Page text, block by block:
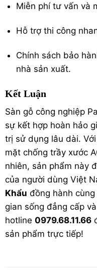
Miễn phí tư vấn và
Hỗ trợ thi công
Chính sách bảo
nhà sản xuất.
Kết Luận
Sàn gỗ công nghiệp
sự kết hợp hoàn hảo
trị sử dụng lâu dài.
mặt chống trầy xước
nhiên, sản phẩm này
của người dùng Việt
Khẩu đồng hành
gian sống đẳng cấp
hotline 0979.68.11.66
sản phẩm trực tiếp!